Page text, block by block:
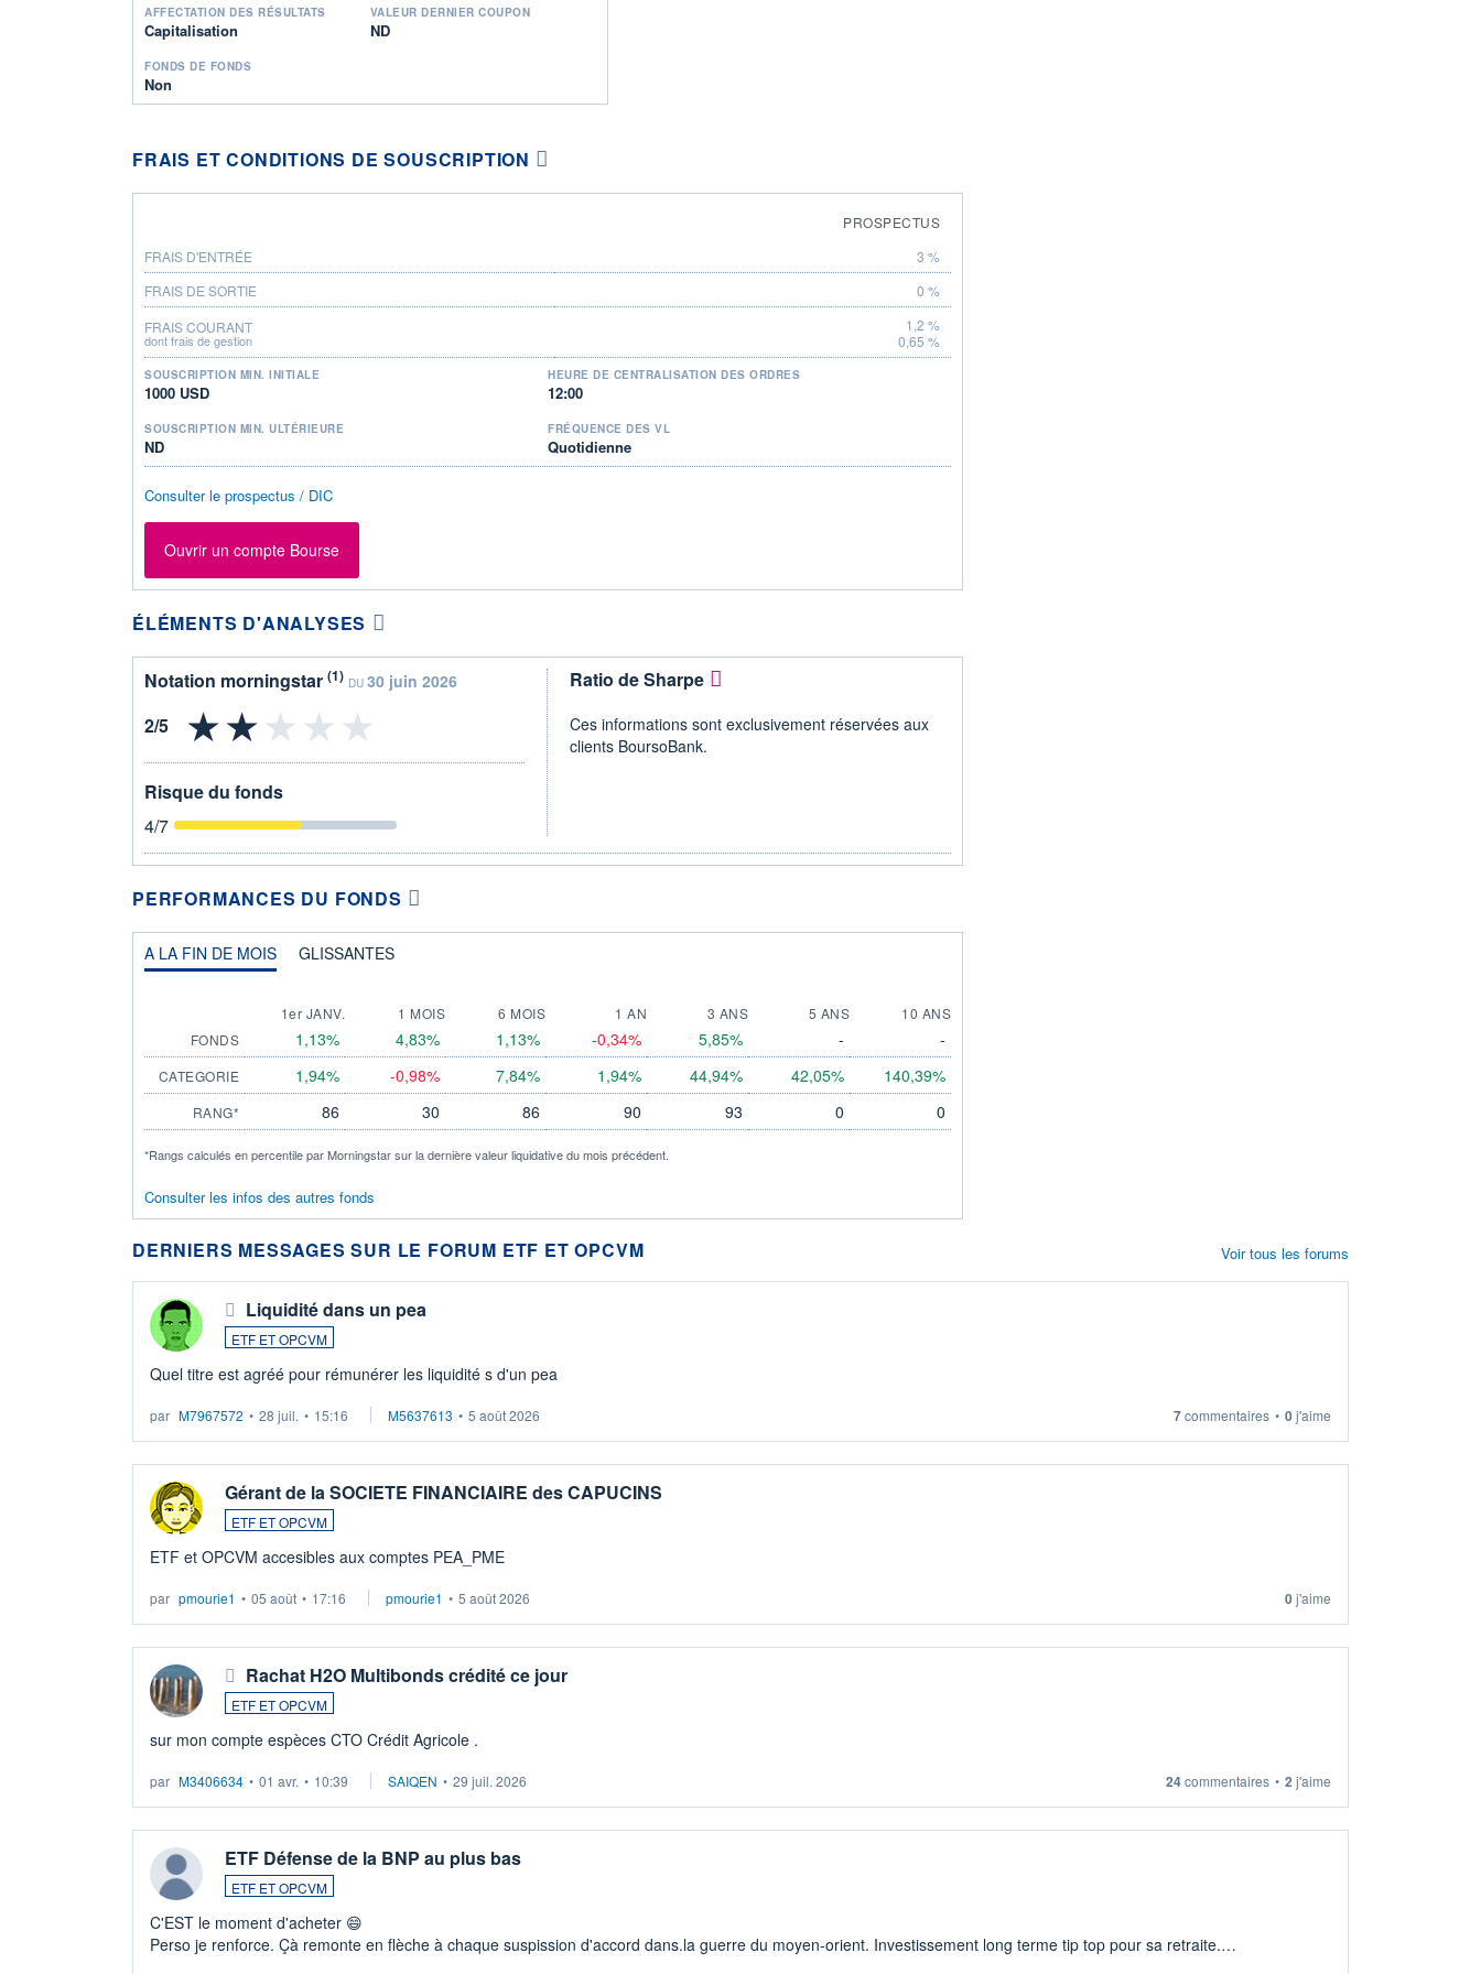
AFFECTATION DES RÉSULTATS
Capitalisation
VALEUR DERNIER COUPON
ND
FONDS DE FONDS
Non
FRAIS ET CONDITIONS DE SOUSCRIPTION
PROSPECTUS
FRAIS D'ENTRÉE
3 %
FRAIS DE SORTIE
0 %
FRAIS COURANT
dont frais de gestion
1,2 %
0,65 %
SOUSCRIPTION MIN. INITIALE
1000 USD
HEURE DE CENTRALISATION DES ORDRES
12:00
SOUSCRIPTION MIN. ULTÉRIEURE
ND
FRÉQUENCE DES VL
Quotidienne
Consulter le prospectus / DIC
Ouvrir un compte Bourse
ÉLÉMENTS D'ANALYSES
Notation morningstar (1) DU 30 juin 2026
Risque du fonds
4/7
Ratio de Sharpe
Ces informations sont exclusivement réservées aux
clients BoursoBank.
PERFORMANCES DU FONDS
A LA FIN DE MOIS GLISSANTES
1er JANV. 1 MOIS 6 MOIS 1 AN 3 ANS 5 ANS
10 ANS
FONDS
1,13% 4,83% 1,13% -0,34% 5,85% - -
CATEGORIE 1,94% -0,98% 7,84% 1,94% 44,94% 42,05% 140,39%
RANG* 86 30 86 90 93 0 0
*Rangs calculés en percentile par Morningstar sur la dernière valeur liquidative du mois précédent.
Consulter les infos des autres fonds
DERNIERS MESSAGES SUR LE FORUM ETF ET OPCVM
Liquidité dans un pea
ETF ET OPCVM
Quel titre est agréé pour rémunérer les liquidité s d'un pea
par M7967572 • 28 juil. • 15:16 M5637613 • 5 août 2026 7commentaires • 0j'aime
Gérant de la SOCIETE FINANCIAIRE des CAPUCINS
ETF ET OPCVM
ETF et OPCVM accesibles aux comptes PEA_PME
par pmourie1 • 05 août • 17:16 pmourie1 • 5 août 2026 0j'aime
Rachat H2O Multibonds crédité ce jour
ETF ET OPCVM
sur mon compte espèces CTO Crédit Agricole .
par M3406634 • 01 avr. • 10:39 SAIQEN • 29 juil. 2026 24commentaires • 2 j'aime
ETF Défense de la BNP au plus bas
ETF ET OPCVM
C'EST le moment d'acheter 😄​
Perso je renforce. Çà remonte en flèche à chaque suspission d'accord dans.la guerre du moyen-orient. Investissement long terme tip top pour sa retraite.
Voir tous les forums